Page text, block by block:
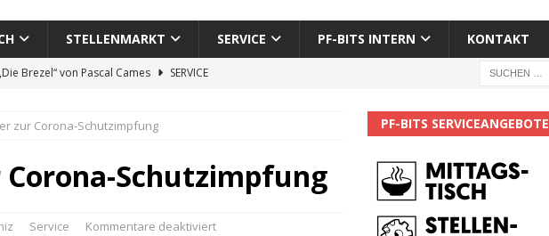
STELLENMARKT SERVICE PF-BITS INTERN KONTAKT
Brezel“ von Pascal Cames
SERVICE
des 65. Fasnetsumzugs Dillweißenstein
Der Mann hinter PF-Bits lebt nicht mehr
zur Corona-Schutzimpfung
Schutzimpfung
Service Kommentare deaktiviert
PF-BITS SERVICEANGEBOTE